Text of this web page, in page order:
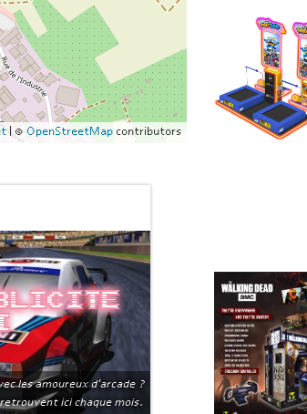
|© OpenStreetMap contributors
les amoureux d'arcade ?
ici chaque mois.